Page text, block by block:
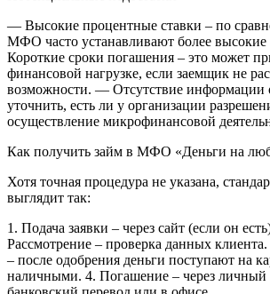
— Высокие процентные ставки – по
МФО часто устанавливают более
Короткие сроки погашения – это может
финансовой нагрузке, если заемщик не
возможности. — Отсутствие информации
уточнить, есть ли у организации
осуществление микрофинансовой
Как получить займ в МФО «Деньги на
Хотя точная процедура не указана,
выглядит так:
1. Подача заявки – через сайт (если он
Рассмотрение – проверка данных клиента.
– после одобрения деньги поступают на
наличными. 4. Погашение – через личный